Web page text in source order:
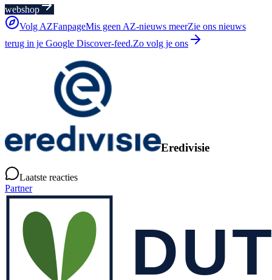
webshop
Volg AZFanpageMis geen AZ-nieuws meerZie ons nieuws
terug in je Google Discover-feed.Zo volg je ons
Eredivisie
Laatste reacties
Partner